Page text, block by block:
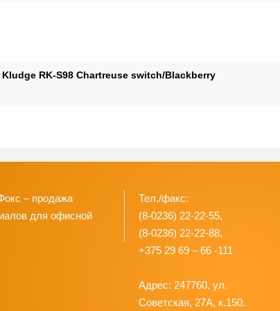
RK-S98 Chartreuse switch/Blackberry
– продажа
для офисной
Тел./факс:
(8-0236) 22-22-55,
(8-0236) 22-22-88,
+375 29 69 – 66 -111
Адрес: 247760, ул.
Советская, 27А, к.150.